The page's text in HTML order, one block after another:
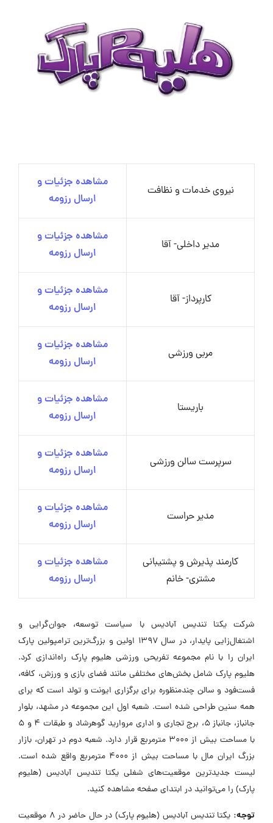
نیروی خدمات و نظافت
مشاهده جزئیات و
ارسال رزومه
مدیر داخلی- آقا
مشاهده جزئیات و
ارسال رزومه
کارپرداز- آقا
مشاهده جزئیات و
ارسال رزومه
مربی ورزشی
مشاهده جزئیات و
ارسال رزومه
باریستا
مشاهده جزئیات و
ارسال رزومه
سرپرست سالن ورزشی
مشاهده جزئیات و
ارسال رزومه
مدیر حراست
مشاهده جزئیات و
ارسال رزومه
کارمند پذیرش و پشتیبانی
مشتری- خانم
مشاهده جزئیات و
ارسال رزومه
شرکت یکتا تندیس آبادیس با سیاست توسعه، جوان‌گرایی و
اشتغال‌زایی پایدار، در سال ۱۳۹۷ اولین و بزرگ‌ترین ترامپولین پارک
ایران را با نام مجموعه تفریحی ورزشی هلیوم پارک راه‌اندازی کرد.
هلیوم پارک شامل بخش‌های مختلفی مانند فضای بازی و ورزش، کافه،
فست‌فود و سالن چندمنظوره برای برگزاری ایونت و تولد است که برای
همه سنین طراحی شده است. شعبه اول این مجموعه در مشهد، بلوار
جانباز، جانباز ۵، برج تجاری و اداری مروارید گوهرشاد و طبقات ۴ و ۵
با مساحت بیش از ۳۰۰۰ مترمربع قرار دارد. شعبه دوم در تهران، بازار
بزرگ ایران مال با مساحت بیش از ۴۰۰۰ مترمربع واقع شده است.
لیست جدیدترین موقعیت‌های شغلی یکتا تندیس آبادیس (هلیوم
پارک) را می‌توانید در ابتدای صفحه مشاهده کنید.
توجه:
یکتا تندیس آبادیس (هلیوم پارک) در حال حاضر در ۸ موقعیت